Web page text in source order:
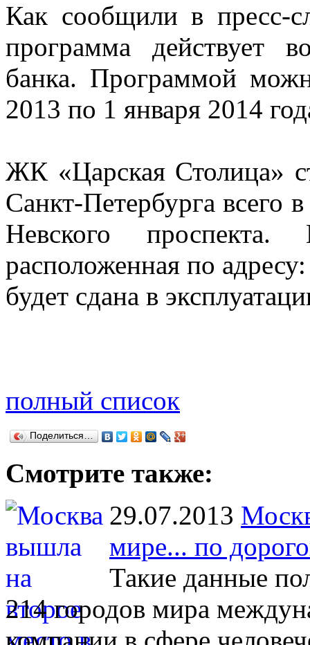
Как сообщили в пресс-
программа действует
банка. Программой
2013 по 1 января 2014
ЖК «Царская Столица»
Санкт-Петербурга всего
Невского проспекта.
расположенная по
будет сдана в
полный список
Поделиться…
Смотрите также:
29.07.2013
мире... по
Такие данные
214 городов мира